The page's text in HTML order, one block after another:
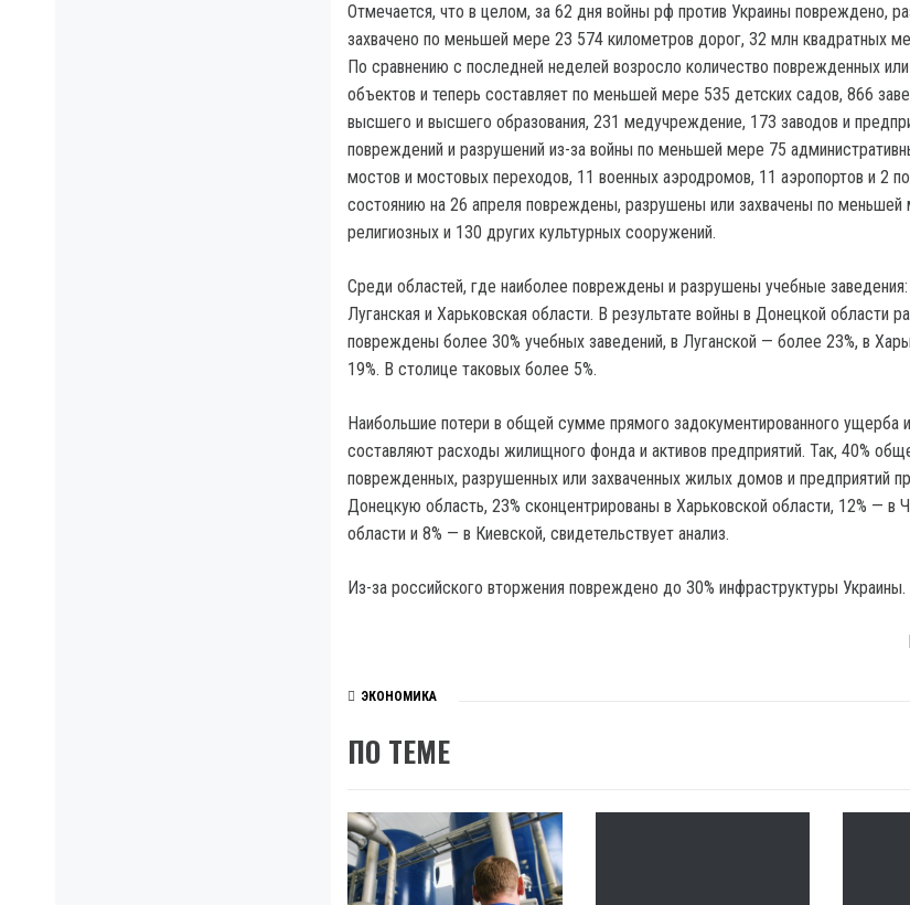
Отмечается, что в целом, за 62 дня войны рф против Украины повреждено,
захвачено по меньшей мере 23 574 километров дорог, 32 млн квадратных
По сравнению с последней неделей возросло количество поврежденных
объектов и теперь составляет по меньшей мере 535 детских садов, 866
высшего и высшего образования, 231 медучреждение, 173 заводов и
повреждений и разрушений из-за войны по меньшей мере 75
мостов и мостовых переходов, 11 военных аэродромов, 11 аэропортов и 2
состоянию на 26 апреля повреждены, разрушены или захвачены по меньшей
религиозных и 130 других культурных сооружений.
Среди областей, где наиболее повреждены и разрушены учебные
Луганская и Харьковская области. В результате войны в Донецкой области
повреждены более 30% учебных заведений, в Луганской — более 23%, в
19%. В столице таковых более 5%.
Наибольшие потери в общей сумме прямого задокументированного ущерба
составляют расходы жилищного фонда и активов предприятий. Так, 40%
поврежденных, разрушенных или захваченных жилых домов и предприятий
Донецкую область, 23% сконцентрированы в Харьковской области, 12% — в
области и 8% — в Киевской, свидетельствует анализ.
Из-за российского вторжения повреждено до 30% инфраструктуры Украины.
ЭКОНОМИКА
ПО ТЕМЕ